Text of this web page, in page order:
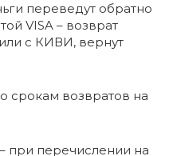
переведут обратно
VISA – возврат
с КИВИ, вернут
срокам возвратов на
– при перечислении на